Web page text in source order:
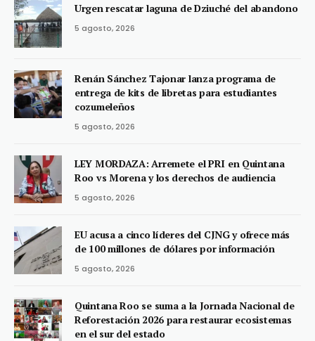
Urgen rescatar laguna de Dziuché del abandono
5 agosto, 2026
Renán Sánchez Tajonar lanza programa de
entrega de kits de libretas para estudiantes
cozumeleños
5 agosto, 2026
LEY MORDAZA: Arremete el PRI en Quintana
Roo vs Morena y los derechos de audiencia
5 agosto, 2026
EU acusa a cinco líderes del CJNG y ofrece más
de 100 millones de dólares por información
5 agosto, 2026
Quintana Roo se suma a la Jornada Nacional de
Reforestación 2026 para restaurar ecosistemas
en el sur del estado